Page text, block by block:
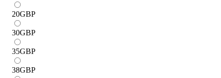
20GBP
30GBP
35GBP
38GBP